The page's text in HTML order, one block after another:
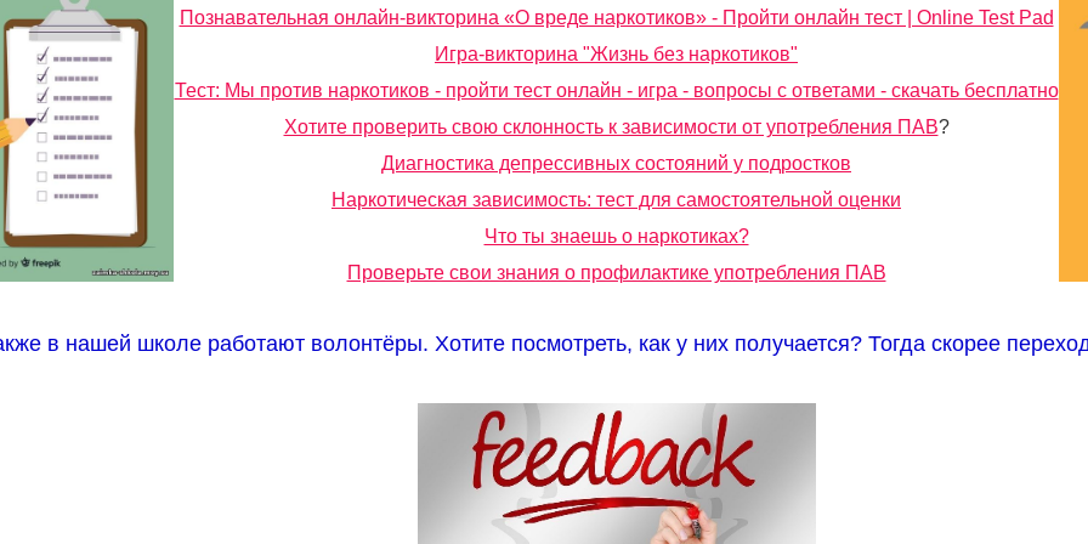
Познавательная онлайн-викторина «О вреде наркотиков» - Пройти онлайн тест | Online Test Pad
Игра-викторина "Жизнь без наркотиков"
Тест: Мы против наркотиков - пройти тест онлайн - игра - вопросы с ответами - скачать бесплатно
Хотите проверить свою склонность к зависимости от употребления ПАВ?
Диагностика депрессивных состояний у подростков
Наркотическая зависимость: тест для самостоятельной оценки
Что ты знаешь о наркотиках?
Проверьте свои знания о профилактике употребления ПАВ
в нашей школе работают волонтёры. Хотите посмотреть, как у них получается? Тогда скорее